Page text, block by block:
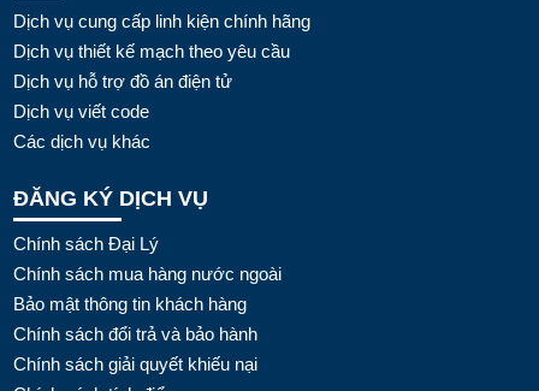
Dịch vụ cung cấp linh kiện chính hãng
Dịch vụ thiết kế mạch theo yêu cầu
Dịch vụ hỗ trợ đồ án điện tử
Dịch vụ viết code
Các dịch vụ khác
ĐĂNG KÝ DỊCH VỤ
Chính sách Đại Lý
Chính sách mua hàng nước ngoài
Bảo mật thông tin khách hàng
Chính sách đổi trả và bảo hành
Chính sách giải quyết khiếu nại